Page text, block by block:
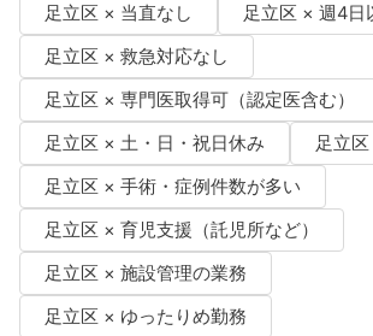
足立区 × 当直なし
足立区 × 週4日
足立区 × 救急対応なし
足立区 × 専門医取得可（認定医含む）
足立区 × 土・日・祝日休み
足立
足立区 × 手術・症例件数が多い
足立区 × 育児支援（託児所など）
足立区 × 施設管理の業務
足立区 × ゆったりめ勤務